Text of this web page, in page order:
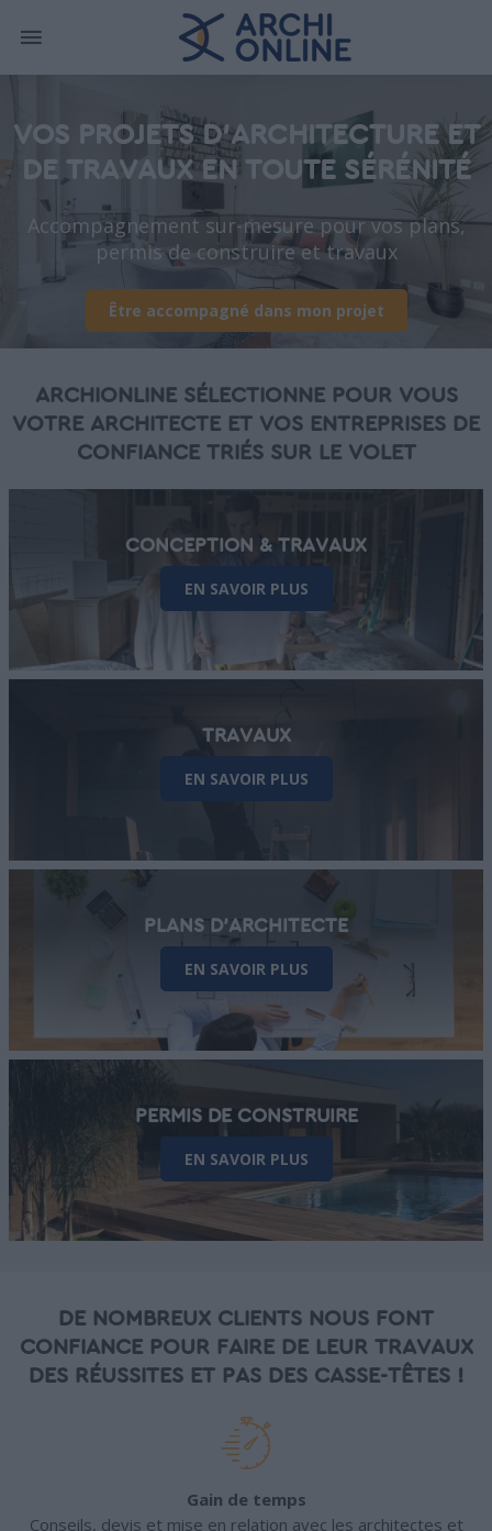
VOS PROJETS D'ARCHITECTURE ET
DE TRAVAUX EN TOUTE SÉRÉNITÉ
Accompagnement sur-mesure pour vos plans,
permis de construire et travaux
Être accompagné dans mon projet
ARCHIONLINE SÉLECTIONNE POUR VOUS
VOTRE ARCHITECTE ET VOS ENTREPRISES DE
CONFIANCE TRIÉS SUR LE VOLET
CONCEPTION & TRAVAUX
EN SAVOIR PLUS
TRAVAUX
EN SAVOIR PLUS
PLANS D'ARCHITECTE
EN SAVOIR PLUS
PERMIS DE CONSTRUIRE
EN SAVOIR PLUS
DE NOMBREUX CLIENTS NOUS FONT
CONFIANCE POUR FAIRE DE LEUR TRAVAUX
DES RÉUSSITES ET PAS DES CASSE-TÊTES !
Gain de temps
Conseils, devis et mise en relation avec les architectes et